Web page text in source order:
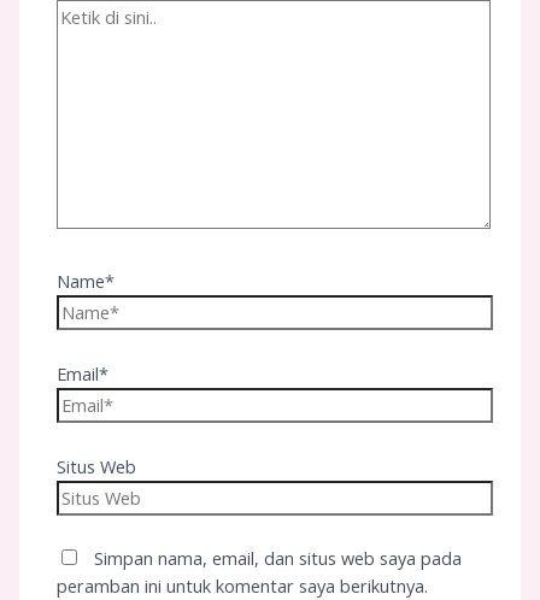
Name*
Email*
Situs Web
Simpan nama, email, dan situs web saya pada
peramban ini untuk komentar saya berikutnya.